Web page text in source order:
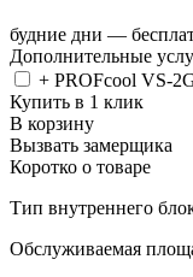
будние дни —
Дополнительные
+ PROFcool VS-
Купить в 1 клик
В корзину
Вызвать замерщика
Коротко о товаре
Тип внутреннего
Обслуживаемая